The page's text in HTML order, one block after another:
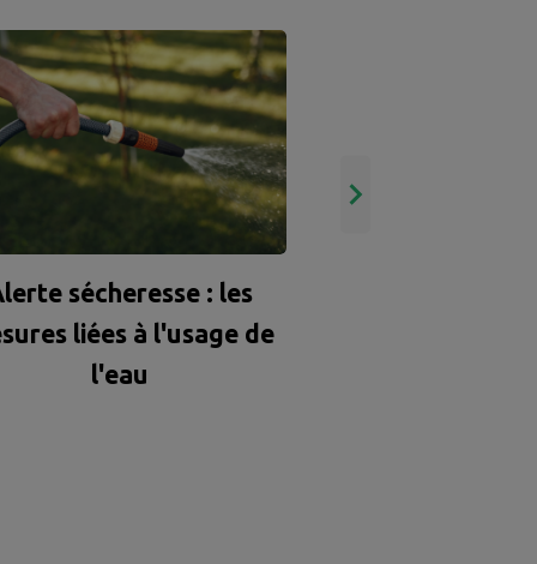
sécheresse : les
liées à l'usage de
l'eau
Moustique